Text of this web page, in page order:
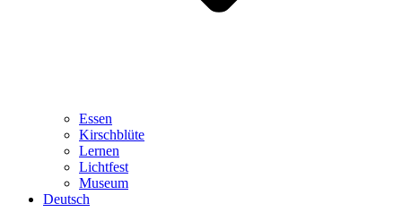
Essen
Kirschblüte
Lernen
Lichtfest
Museum
Deutsch